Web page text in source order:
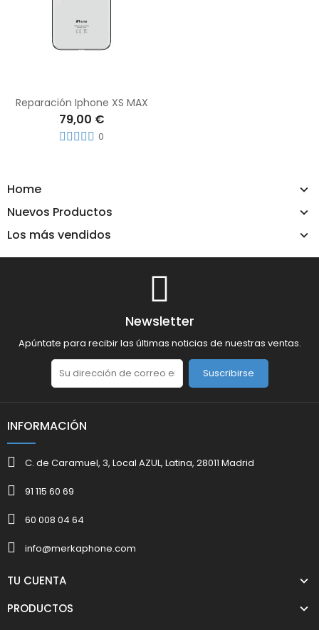
Home
Nuevos Productos
Los más vendidos
Reparación Iphone XS MAX
79,00 €
0
Newsletter
Apúntate para recibir las últimas noticias de nuestras ventas.
Suscribirse
INFORMACIÓN
C. de Caramuel, 3, Local AZUL, Latina, 28011 Madrid
91 115 60 69
60 008 04 64
info@merkaphone.com
TU CUENTA
PRODUCTOS